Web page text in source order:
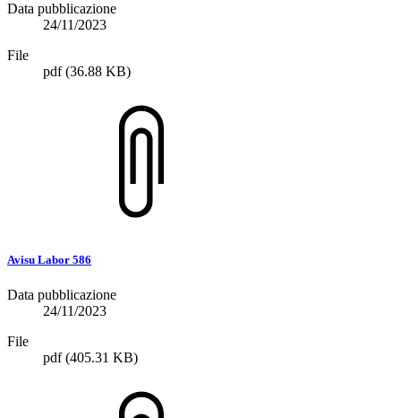
Data pubblicazione
24/11/2023
File
pdf(36.88 KB)
Avisu Labor 586
Data pubblicazione
24/11/2023
File
pdf(405.31 KB)